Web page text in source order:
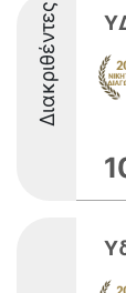
Διακριθέντες